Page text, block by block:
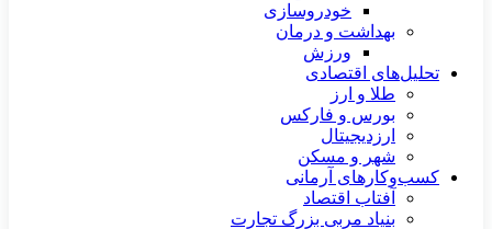
خودروسازی
بهداشت و درمان
ورزش
تحلیل‌های اقتصادی
طلا و ارز
بورس و فارکس
ارزدیجیتال
شهر و مسکن
کسب‌وکارهای آرمانی
آفتاب اقتصاد
بنیاد مربی بزرگ تجارت